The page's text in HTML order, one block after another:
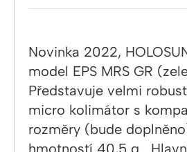
Novinka 2022,
model EPS MRS GR
Představuje velmi
micro kolimátor s
rozměry (bude
hmotností 40,5 g.